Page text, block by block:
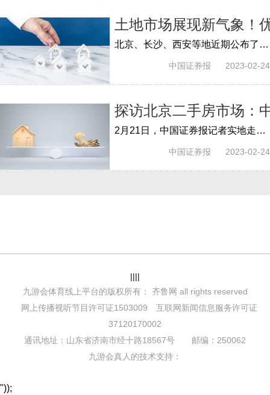
土地市场展现新气象！
北京、长沙、西安等地近期公布了2023年首批供地清单，其中不少城市拿出一批优质地块。专家表示，随着房地产市场预期改善，预计2023年首轮土...
中国证券报 2023-02-24
探访北京二手房市场：
2月21日，中国证券报记者实地走访北京二手房市场发现，成交量有所放大，成交价整体平稳。为了促进成交，中介机构推出各种优惠活动，中介费...
中国证券报 2023-02-24
||||
九游会体育线上平台的版权所有： 齐鲁网 all rights reserved
网上传播视听节目许可证1503009 互联网新闻信息服务许可证
37120170002
通讯地址：山东省济南市经十路18567号 邮编：250062
九游会真人的技术支持：
"));